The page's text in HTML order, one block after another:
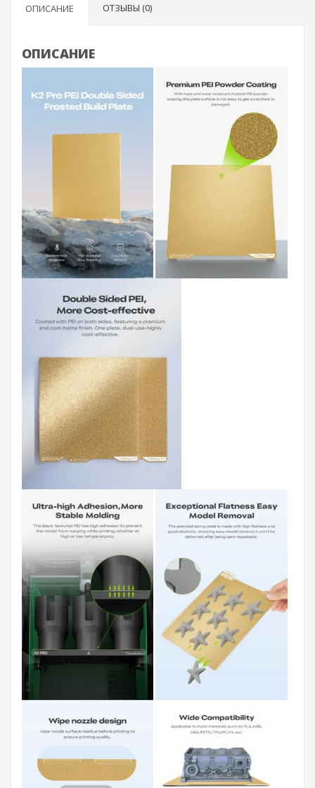
325
мм
ОПИСАНИЕ ОТЗЫВЫ (0)
ОПИСАНИЕ